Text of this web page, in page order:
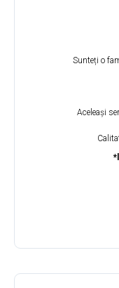
Sunteți o
Aceleași